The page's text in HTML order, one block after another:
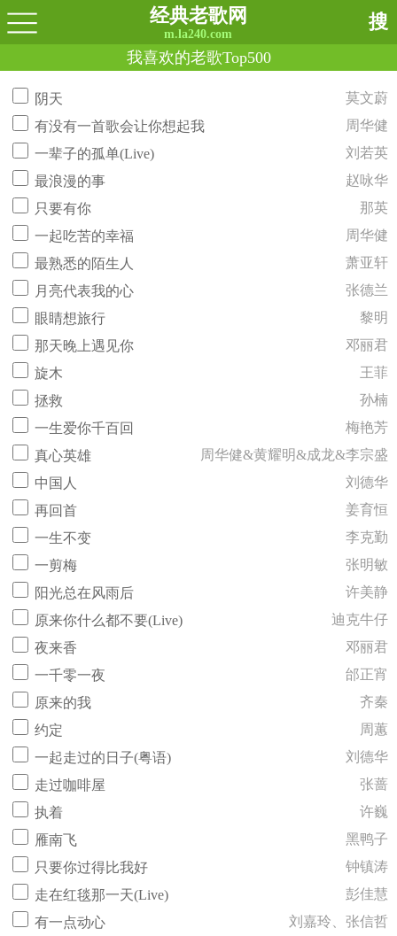
经典老歌网
m.la240.com
搜
我喜欢的老歌Top500
阴天
莫文蔚
有没有一首歌会让你想起我
周华健
一辈子的孤单(Live)
刘若英
最浪漫的事
赵咏华
只要有你
那英
一起吃苦的幸福
周华健
最熟悉的陌生人
萧亚轩
月亮代表我的心
张德兰
眼睛想旅行
黎明
那天晚上遇见你
邓丽君
旋木
王菲
拯救
孙楠
一生爱你千百回
梅艳芳
真心英雄
周华健&黄耀明&成龙&李宗盛
中国人
刘德华
再回首
姜育恒
一生不变
李克勤
一剪梅
张明敏
阳光总在风雨后
许美静
原来你什么都不要(Live)
迪克牛仔
夜来香
邓丽君
一千零一夜
邰正宵
原来的我
齐秦
约定
周蕙
一起走过的日子(粤语)
刘德华
走过咖啡屋
张蔷
执着
许巍
雁南飞
黑鸭子
只要你过得比我好
钟镇涛
走在红毯那一天(Live)
彭佳慧
有一点动心
刘嘉玲、张信哲